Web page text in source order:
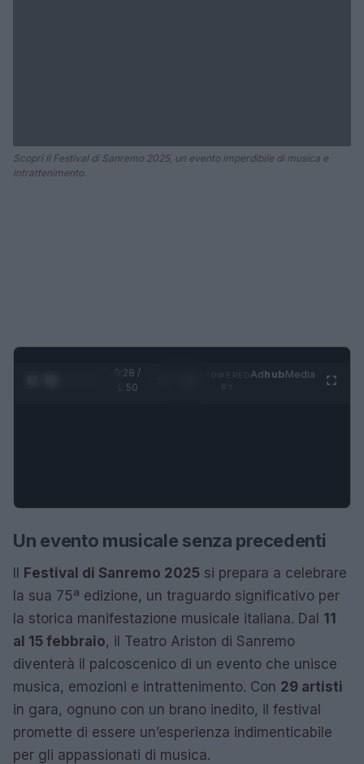
Scopri il Festival di Sanremo 2025, un evento imperdibile di musica e
intrattenimento.
0:28 /
1:50
AdhubMedia
Un evento musicale senza precedenti
Festival di Sanremo 2025 si prepara a celebrare
la sua 75ª edizione, un traguardo significativo per
la storica manifestazione musicale italiana. Dal 11
al 15 febbraio, il Teatro Ariston di Sanremo
diventerà il palcoscenico di un evento che unisce
musica, emozioni e intrattenimento. Con 29 artisti
in gara, ognuno con un brano inedito, il festival
promette di essere un’esperienza indimenticabile
per gli appassionati di musica.